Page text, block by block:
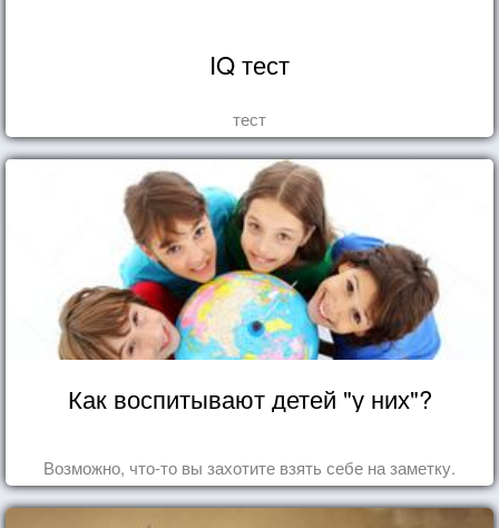
IQ тест
тест
Как воспитывают детей "у них"?
Возможно, что-то вы захотите взять себе на заметку.